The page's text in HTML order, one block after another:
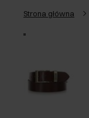
Strona główna